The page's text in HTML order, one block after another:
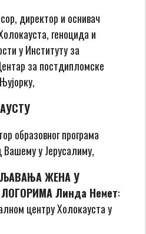
директор и оснивач
геноцида и
у Институту за
за постдипломске
образовног програма
Вашему у Јерусалиму,
ЖЕНА У
Линда Немет:
центру Холокауста у